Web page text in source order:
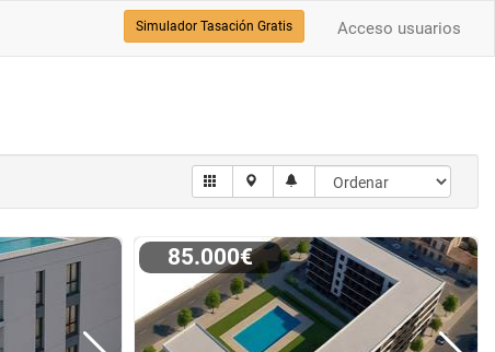
Acceso usuarios
Simulador Tasación Gratis
85.000€